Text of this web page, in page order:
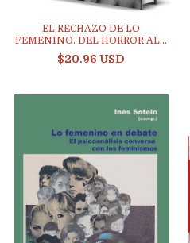
EL RECHAZO DE LO
FEMENINO. DEL HORROR AL...
$20.96 USD